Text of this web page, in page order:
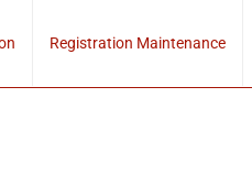
Registration Maintenance